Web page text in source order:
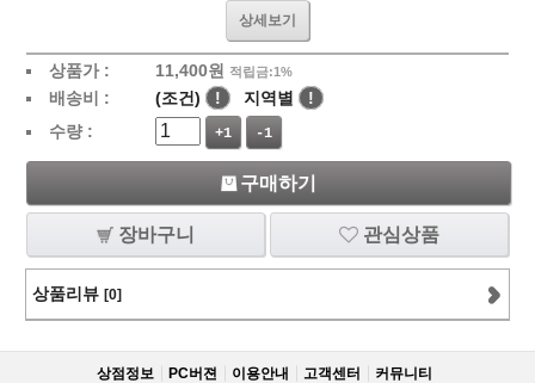
상세보기
상품가 : 11,400원 적립금:1%
배송비 : (조건) ! 지역별
!
수량 :
+1 -1
구매하기
장바구니 관심상품
상품리뷰 [0]
상점정보 PC버젼 이용안내 고객센터 커뮤니티